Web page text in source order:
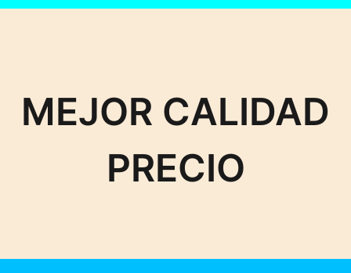
MEJOR CALIDAD
PRECIO